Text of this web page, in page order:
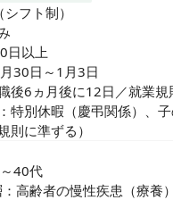
フト制）
日以上
30日～1月3日
後6ヵ月後に12日／就業規
特別休暇（慶弔関係）、
則に準ずる）
40代
高齢者の慢性疾患（療養